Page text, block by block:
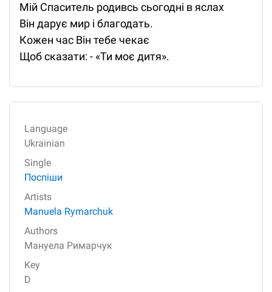
Мій Спаситель родивсь сьогодні в яслах
Він дарує мир і благодать.
Кожен час Він тебе чекає
Щоб сказати: - «Ти моє дитя».
Language
Ukrainian
Single
Поспіши
Artists
Manuela Rymarchuk
Authors
Мануела Римарчук
Key
D